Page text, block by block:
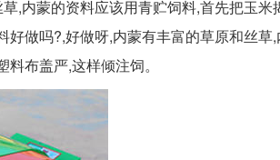
,内蒙的资料应该用青贮饲料,首先把玉
做吗?,好做呀,内蒙有丰富的草原和丝
布盖严,这样倾注饲。